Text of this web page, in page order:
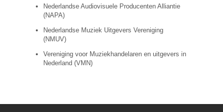
Nederlandse Audiovisuele Producenten Alliantie
(NAPA)
Nederlandse Muziek Uitgevers Vereniging
(NMUV)
Vereniging voor Muziekhandelaren en uitgevers in
Nederland (VMN)